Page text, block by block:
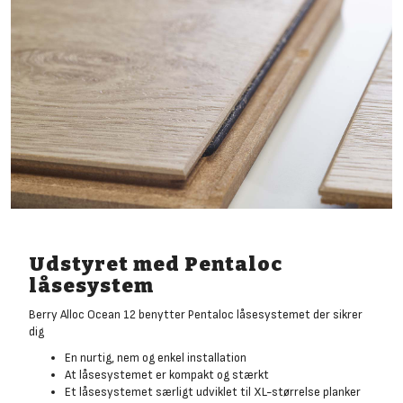
Udstyret med Pentaloc
låsesystem
Berry Alloc Ocean 12 benytter Pentaloc låsesystemet der sikrer
dig
En nurtig, nem og enkel installation
At låsesystemet er kompakt og stærkt
Et låsesystemet særligt udviklet til XL-størrelse planker